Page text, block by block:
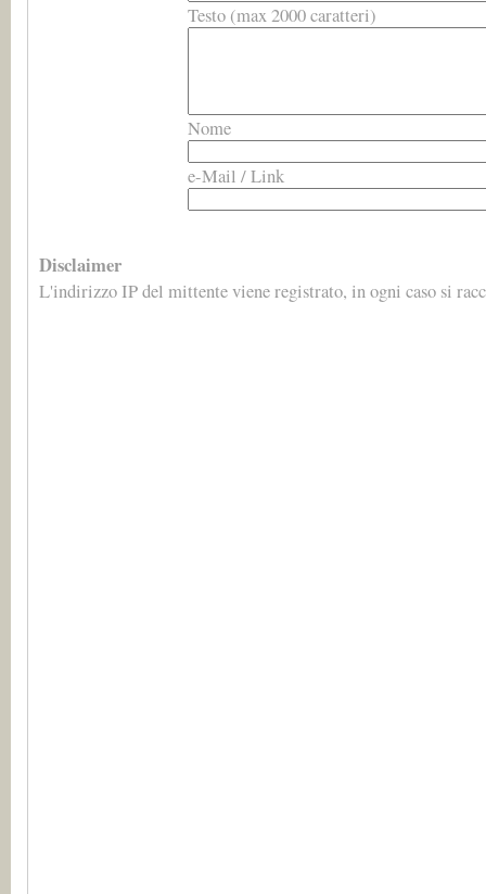
Testo (max 2000 caratteri)
Nome
e-Mail / Link
Disclaimer
L'indirizzo IP del mittente viene registrato, in ogni caso si